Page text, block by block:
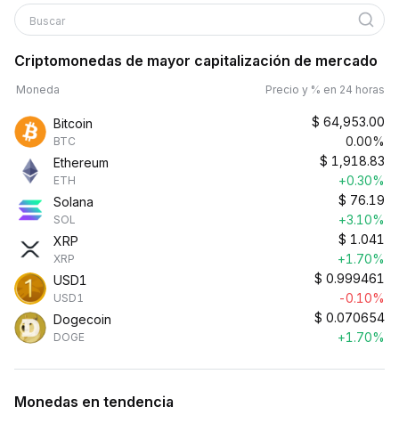
Buscar
Criptomonedas de mayor capitalización de mercado
Moneda Precio y % en 24 horas
Bitcoin
BTC
$ 64,953.00
0.00%
Ethereum
ETH
$ 1,918.83
+0.30%
Solana
SOL
$ 76.19
+3.10%
XRP
XRP
$ 1.041
+1.70%
USD1
USD1
$ 0.999461
-0.10%
Dogecoin
DOGE
$ 0.070654
+1.70%
Monedas en tendencia